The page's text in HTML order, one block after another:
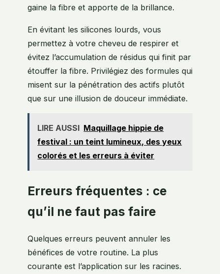
gaine la fibre et apporte de la brillance.
En évitant les silicones lourds, vous
permettez à votre cheveu de respirer et
évitez l’accumulation de résidus qui finit par
étouffer la fibre. Privilégiez des formules qui
misent sur la pénétration des actifs plutôt
que sur une illusion de douceur immédiate.
LIRE AUSSI Maquillage hippie de
festival : un teint lumineux, des yeux
colorés et les erreurs à éviter
Erreurs fréquentes : ce
qu’il ne faut pas faire
Quelques erreurs peuvent annuler les
bénéfices de votre routine. La plus
courante est l’application sur les racines.